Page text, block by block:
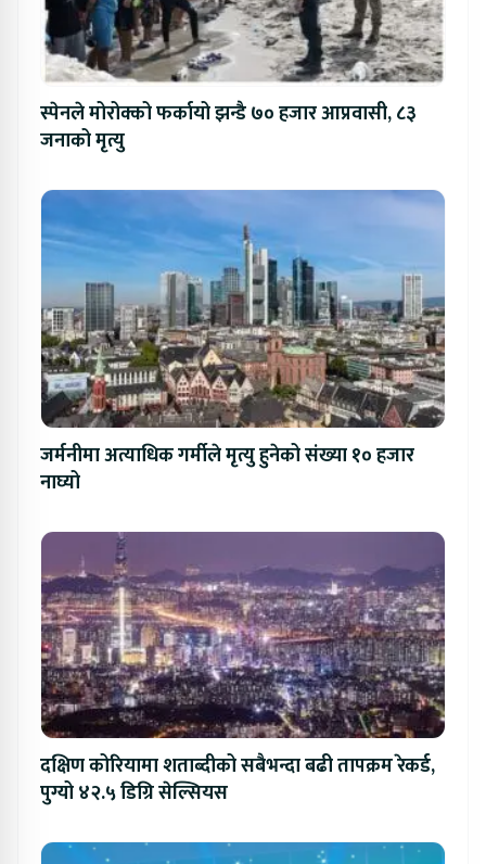
स्पेनले मोरोक्को फर्कायो झन्डै ७० हजार आप्रवासी, ८३
जनाको मृत्यु
जर्मनीमा अत्याधिक गर्मीले मृत्यु हुनेको संख्या १० हजार
नाघ्यो
दक्षिण कोरियामा शताब्दीको सबैभन्दा बढी तापक्रम रेकर्ड,
पुग्यो ४२.५ डिग्रि सेल्सियस